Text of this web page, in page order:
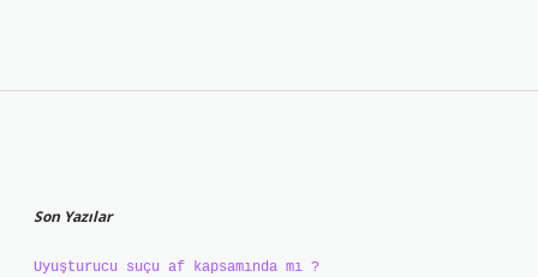
Son Yazılar
Uyuşturucu suçu af kapsamında mı ?